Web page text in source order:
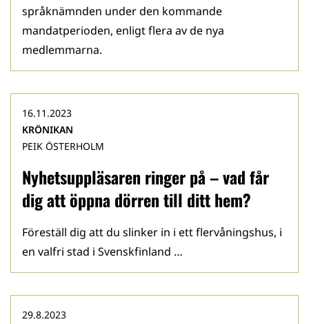
språknämnden under den kommande
mandatperioden, enligt flera av de nya
medlemmarna.
Nyhetsuppläsaren ringer på – vad får
dig att öppna dörren till ditt hem?
16.11.2023
KRÖNIKAN
PEIK ÖSTERHOLM
Föreställ dig att du slinker in i ett flervåningshus, i
en valfri stad i Svenskfinland …
29.8.2023